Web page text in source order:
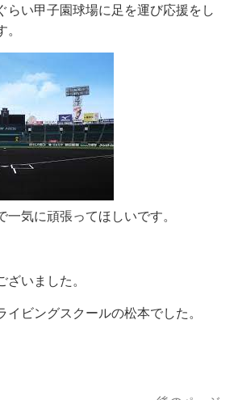
らい甲子園球場に足を運び応援をし
気に頑張ってほしいです。
いました。
ビングスクールの松本でした。